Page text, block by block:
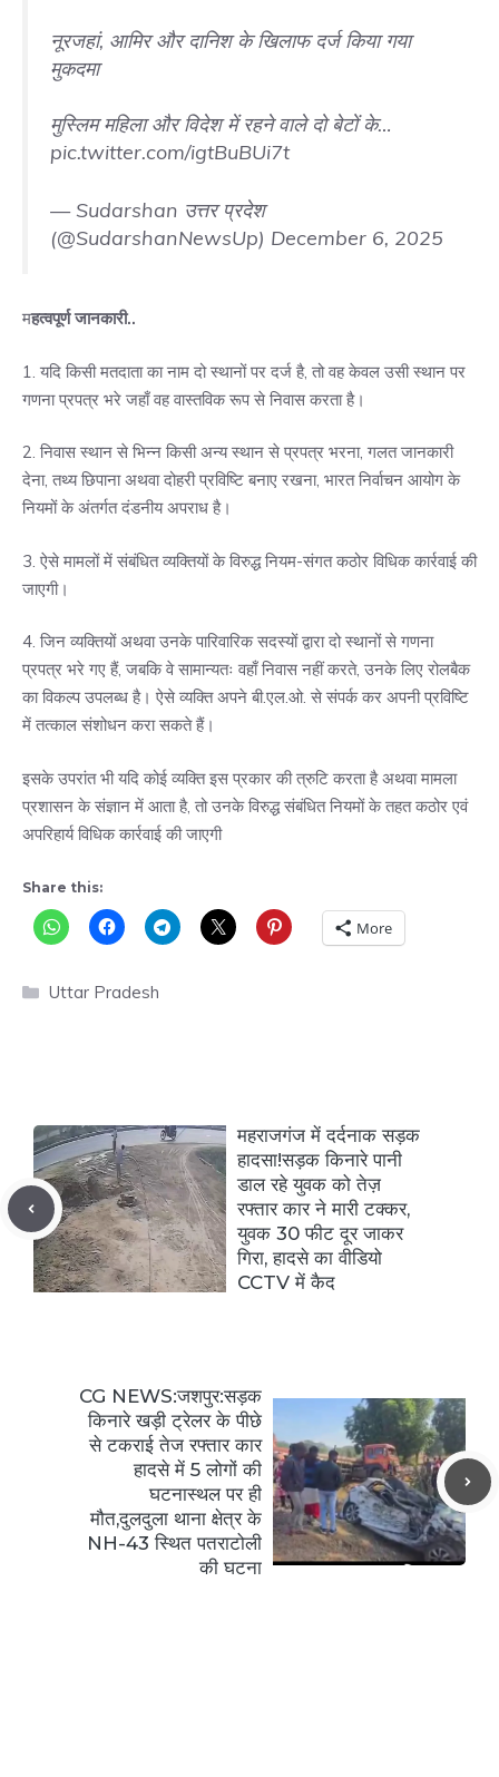
नूरजहां, आमिर और दानिश के खिलाफ दर्ज किया गया
मुकदमा
मुस्लिम महिला और विदेश में रहने वाले दो बेटों के…
pic.twitter.com/igtBuBUi7t
— Sudarshan उत्तर प्रदेश
(@SudarshanNewsUp) December 6, 2025
महत्वपूर्ण जानकारी..
1. यदि किसी मतदाता का नाम दो स्थानों पर दर्ज है, तो वह केवल उसी स्थान पर
गणना प्रपत्र भरे जहाँ वह वास्तविक रूप से निवास करता है।
2. निवास स्थान से भिन्न किसी अन्य स्थान से प्रपत्र भरना, गलत जानकारी
देना, तथ्य छिपाना अथवा दोहरी प्रविष्टि बनाए रखना, भारत निर्वाचन आयोग के
नियमों के अंतर्गत दंडनीय अपराध है।
3. ऐसे मामलों में संबंधित व्यक्तियों के विरुद्ध नियम-संगत कठोर विधिक कार्रवाई की
जाएगी।
4. जिन व्यक्तियों अथवा उनके पारिवारिक सदस्यों द्वारा दो स्थानों से गणना
प्रपत्र भरे गए हैं, जबकि वे सामान्यतः वहाँ निवास नहीं करते, उनके लिए रोलबैक
का विकल्प उपलब्ध है। ऐसे व्यक्ति अपने बी.एल.ओ. से संपर्क कर अपनी प्रविष्टि
में तत्काल संशोधन करा सकते हैं।
इसके उपरांत भी यदि कोई व्यक्ति इस प्रकार की त्रुटि करता है अथवा मामला
प्रशासन के संज्ञान में आता है, तो उनके विरुद्ध संबंधित नियमों के तहत कठोर एवं
अपरिहार्य विधिक कार्रवाई की जाएगी
Share this:
More
Categories
Uttar Pradesh
महराजगंज में दर्दनाक सड़क
हादसा!सड़क किनारे पानी
डाल रहे युवक को तेज़
रफ्तार कार ने मारी टक्कर,
युवक 30 फीट दूर जाकर
गिरा, हादसे का वीडियो
CCTV में कैद
CG NEWS:जशपुर:सड़क
किनारे खड़ी ट्रेलर के पीछे
से टकराई तेज रफ्तार कार
हादसे में 5 लोगों की
घटनास्थल पर ही
मौत,दुलदुला थाना क्षेत्र के
NH-43 स्थित पतराटोली
की घटना